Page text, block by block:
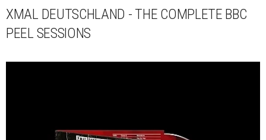
XMAL DEUTSCHLAND - THE COMPLETE BBC
PEEL SESSIONS